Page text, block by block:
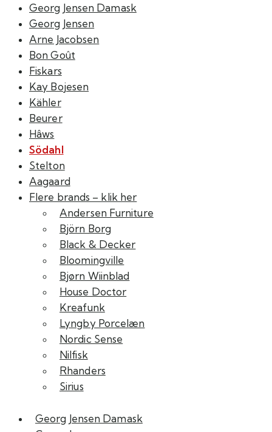
Georg Jensen Damask
Georg Jensen
Arne Jacobsen
Bon Goût
Fiskars
Kay Bojesen
Kähler
Beurer
Hâws
Södahl
Stelton
Aagaard
Flere brands – klik her
Andersen Furniture
Björn Borg
Black & Decker
Bloomingville
Bjørn Wiinblad
House Doctor
Kreafunk
Lyngby Porcelæn
Nordic Sense
Nilfisk
Rhanders
Sirius
Georg Jensen Damask